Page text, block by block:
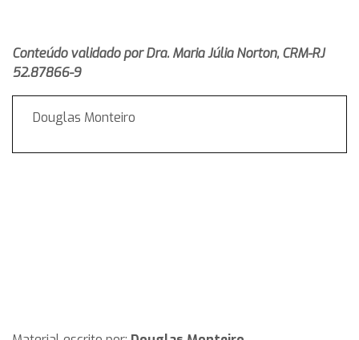
Conteúdo validado por Dra. Maria Júlia Norton, CRM-RJ
52.87866-9
Douglas Monteiro